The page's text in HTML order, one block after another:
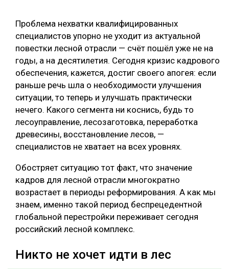
МЕБЕЛЬНОЕ ПРОИЗВОДСТВО
Проблема нехватки квалифицированных
специалистов упорно не уходит из актуальной
повестки лесной отрасли — счёт пошёл уже не на
годы, а на десятилетия. Сегодня кризис кадрового
обеспечения, кажется, достиг своего апогея: если
раньше речь шла о необходимости улучшения
ситуации, то теперь и улучшать практически
нечего. Какого сегмента ни коснись, будь то
лесоуправление, лесозаготовка, переработка
древесины, восстановление лесов, —
специалистов не хватает на всех уровнях.
Обостряет ситуацию тот факт, что значение
кадров для лесной отрасли многократно
возрастает в периоды реформирования. А как мы
знаем, именно такой период беспрецедентной
глобальной перестройки переживает сегодня
российский лесной комплекс.
Никто не хочет идти в лес